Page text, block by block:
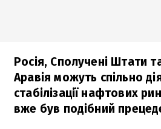
Росія, Сполучені Штати
Аравія можуть спільно
стабілізації нафтових
вже був подібний